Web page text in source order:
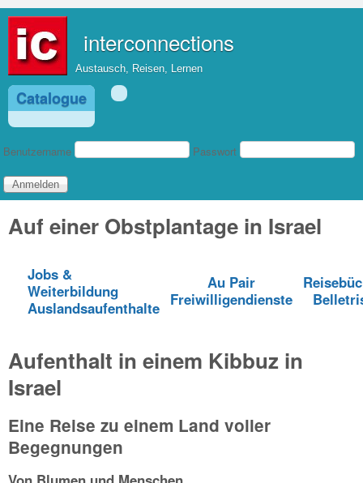
interconnections
Austausch, Reisen, Lernen
Catalogue
Benutzeranmeldung
Benutzername Passwort
Auf einer Obstplantage in Israel
Jobs &
Weiterbildung
Auslandsaufenthalte
Au Pair
Freiwilligendienste
Aufenthalt in einem Kibbuz in
Israel
Eine Reise zu einem Land voller
Begegnungen